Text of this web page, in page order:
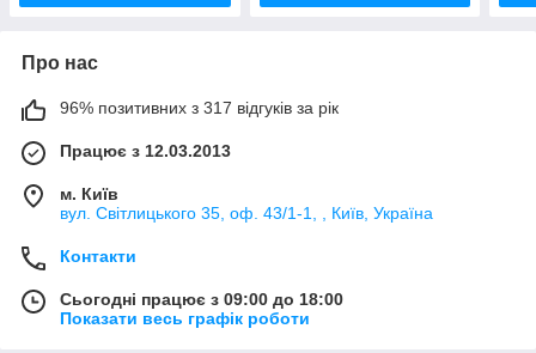
Про нас
96% позитивних з 317 відгуків за рік
Працює з 12.03.2013
м. Київ
вул. Світлицького 35, оф. 43/1-1, , Київ, Україна
Контакти
Сьогодні працює з 09:00 до 18:00
Показати весь графік роботи